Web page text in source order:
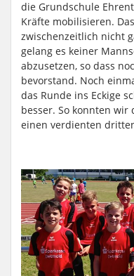
die Grundschule
Kräfte mobilisieren.
zwischenzeitlich nicht
gelang es keiner
abzusetzen, so dass
bevorstand. Noch
das Runde ins Eckige
besser. So konnten
einen verdienten